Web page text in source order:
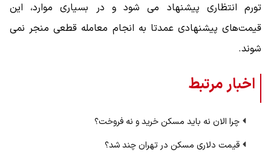
تورم انتظاری پیشنهاد می شود و در بسیاری موارد، این
قیمت‌های پیشنهادی عمدتا به انجام معامله قطعی منجر نمی
شوند.
اخبار مرتبط
چرا الان نه باید مسکن خرید و نه فروخت؟
قیمت دلاری مسکن در تهران چند شد؟